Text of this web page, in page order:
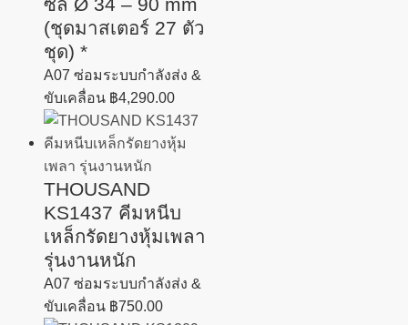
ซีล Ø 34 – 90 mm
(ชุดมาสเตอร์ 27 ตัว
ชุด) *
A07 ซ่อมระบบกำลังส่ง &
ขับเคลื่อน ฿4,290.00
THOUSAND
KS1437 คีมหนีบ
เหล็กรัดยางหุ้มเพลา
รุ่นงานหนัก
A07 ซ่อมระบบกำลังส่ง &
ขับเคลื่อน ฿750.00